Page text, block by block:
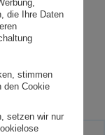
die Ihre Daten
stimmen
den Cookie
setzen wir nur